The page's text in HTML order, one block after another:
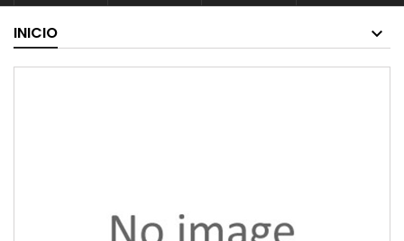
INICIO